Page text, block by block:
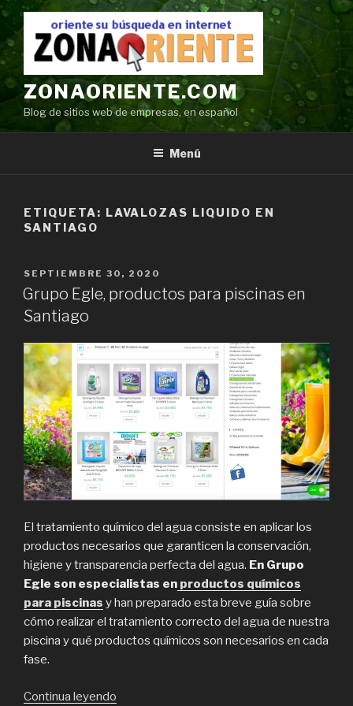
Ir
contenido
ZONAORIENTE.COM
Blog de sitios web de empresas, en español
Menú
ETIQUETA: LAVALOZAS LIQUIDO EN
SANTIAGO
POSTED
ON
SEPTIEMBRE 30, 2020
Grupo Egle, productos para piscinas en
Santiago
El tratamiento químico del agua consiste en aplicar los
productos necesarios que garanticen la conservación,
higiene y transparencia perfecta del agua. En Grupo
Egle son especialistas en productos químicos
para piscinas y han preparado esta breve guía sobre
cómo realizar el tratamiento correcto del agua de nuestra
piscina y qué productos químicos son necesarios en cada
fase.
Continua leyendo